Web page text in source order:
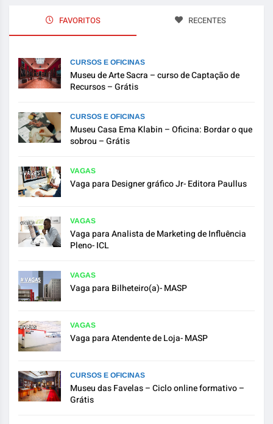
FAVORITOS RECENTES
CURSOS E OFICINAS
Museu de Arte Sacra – curso de Captação de
Recursos – Grátis
CURSOS E OFICINAS
Museu Casa Ema Klabin – Oficina: Bordar o que
sobrou – Grátis
VAGAS
Vaga para Designer gráfico Jr- Editora Paullus
VAGAS
Vaga para Analista de Marketing de Influência
Pleno- ICL
VAGAS
Vaga para Bilheteiro(a)- MASP
VAGAS
Vaga para Atendente de Loja- MASP
CURSOS E OFICINAS
Museu das Favelas – Ciclo online formativo –
Grátis